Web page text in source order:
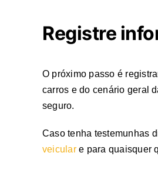
Registre
O próximo passo é
carros e do cenário geral
seguro.
Caso tenha testemunhas
veiculare para quaisquer